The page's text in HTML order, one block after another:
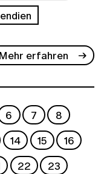
Mehr erfahren
6 7
8
14 15
16
22
23